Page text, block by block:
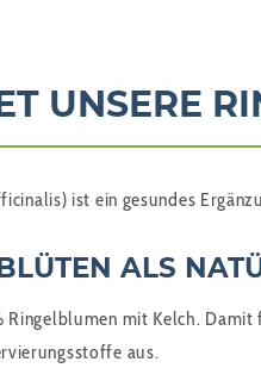
UNSERE
ist ein gesundes
ALS
Ringelblumen mit Kelch.
aus.